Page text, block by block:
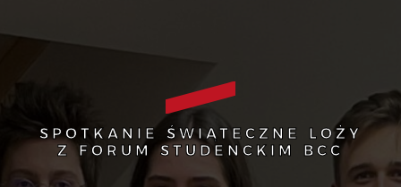
SPOTKANIE ŚWIĄTECZNE LOŻY
Z FORUM STUDENCKIM BCC